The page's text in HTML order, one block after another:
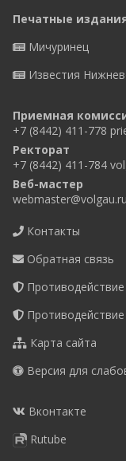
Печатные
Мичуринец
Известия
Приемная
+7 (8442) 411-778
Ректорат
+7 (8442) 411-784
Веб-мастер
webmaster@volgau.ru
Контакты
Обратная связь
Карта сайта
Версия для
Вконтакте
Rutube